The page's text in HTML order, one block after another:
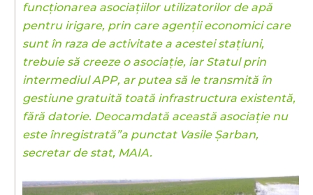
funcționarea asociațiilor utilizatorilor de apă
pentru irigare, prin care agenții economici care
sunt în raza de activitate a acestei stațiuni,
trebuie să creeze o asociație, iar Statul prin
intermediul APP, ar putea să le transmită în
gestiune gratuită toată infrastructura existentă,
fără datorie. Deocamdată această asociație nu
este înregistrată”a punctat Vasile Șarban,
secretar de stat, MAIA.